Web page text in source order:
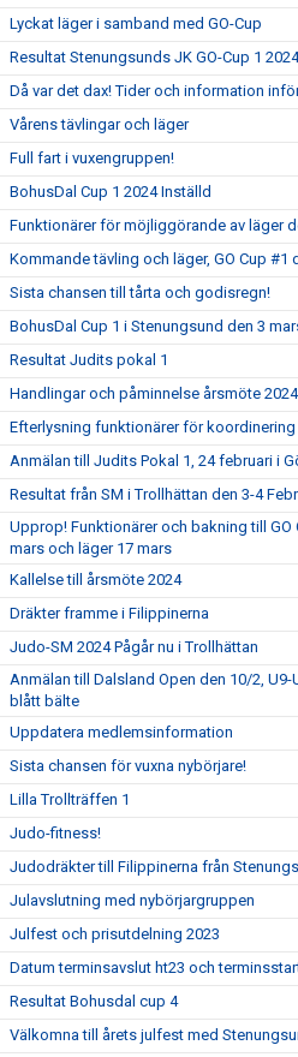
Lyckat läger i samband med GO-Cup
Resultat Stenungsunds JK GO-Cup 1 2024
Då var det dax! Tider och information
Vårens tävlingar och läger
Full fart i vuxengruppen!
BohusDal Cup 1 2024 Inställd
Funktionärer för möjliggörande av läger
Kommande tävling och läger, GO Cup #1
Sista chansen till tårta och godisregn!
BohusDal Cup 1 i Stenungsund den 3
Resultat Judits pokal 1
Handlingar och påminnelse årsmöte 2024
Efterlysning funktionärer för
Anmälan till Judits Pokal 1, 24 februari i
Resultat från SM i Trollhättan den 3-4
Upprop! Funktionärer och bakning till GO
mars och läger 17 mars
Kallelse till årsmöte 2024
Dräkter framme i Filippinerna
Judo-SM 2024 Pågår nu i Trollhättan
Anmälan till Dalsland Open den 10/2, U9-
blått bälte
Uppdatera medlemsinformation
Sista chansen för vuxna nybörjare!
Lilla Trollträffen 1
Judo-fitness!
Judodräkter till Filippinerna från
Julavslutning med nybörjargruppen
Julfest och prisutdelning 2023
Datum terminsavslut ht23 och
Resultat Bohusdal cup 4
Välkomna till årets julfest med